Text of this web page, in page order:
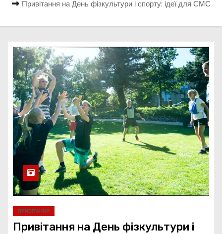
Привітання на День фізкультури і спорту: ідеї для СМС
ПРИВІТАННЯ
Привітання на День фізкультури і